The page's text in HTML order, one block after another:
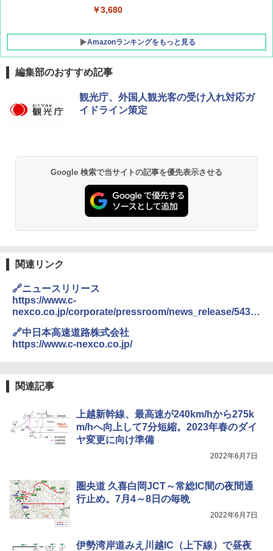
￥-
￥3,680
Amazonランキングをもっと見る
編集部のおすすめ記事
観光庁、外国人観光客の受け入れ対応ガ
イドライン策定
Google 検索で当サイトの記事を優先表示させる
関連リンク
🔗ニュースリリース
https://www.c-
nexco.co.jp/corporate/pressroom/news_release/5436.
🔗中日本高速道路株式会社
https://www.c-nexco.co.jp/
関連記事
上越新幹線、最高速が240km/hから275k
m/hへ向上して7分短縮。2023年春のダイ
ヤ変更に向け準備
2022年6月7日
圏央道 久喜白岡JCT～常総IC間の夜間通
行止め。7月4～8日の毎晩
2022年6月7日
伊勢湾岸道みえ川越IC（上下線）で昼夜